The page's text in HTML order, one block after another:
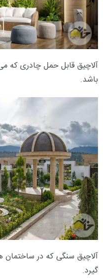
آلاچیق قابل حمل چادری که
باشد.
آلاچیق سنگی که در ساختمان
گیرد.